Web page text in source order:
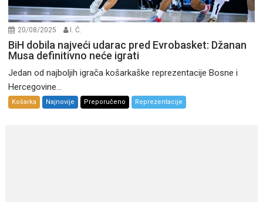
20/08/2025 I. Ć.
BiH dobila najveći udarac pred Evrobasket: Džanan
Musa definitivno neće igrati
Jedan od najboljih igrača košarkaške reprezentacije Bosne i
Hercegovine...
Košarka Najnovije Preporučeno Reprezentacije